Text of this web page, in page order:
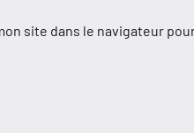
site dans le navigateur